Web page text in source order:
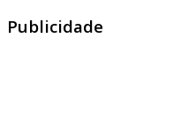
Publicidade